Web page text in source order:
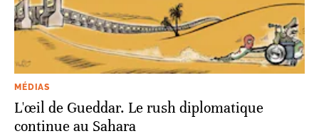
MÉDIAS
L'œil de Gueddar. Le rush diplomatique
continue au Sahara